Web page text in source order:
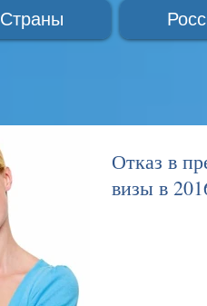
Страны
Отказ в
визы в